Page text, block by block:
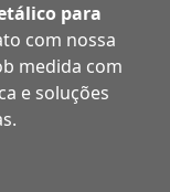
para
com nossa
medida com
e soluções